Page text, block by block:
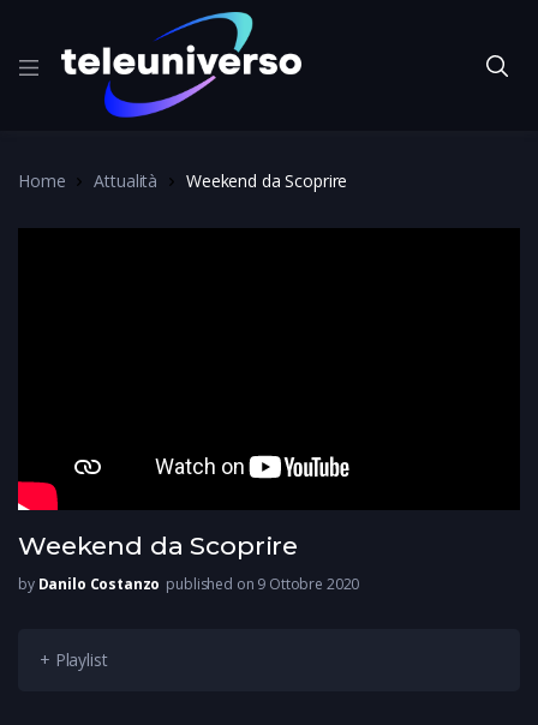
Home Attualità Weekend da Scoprire
Weekend da Scoprire
by Danilo Costanzo published on 9 Ottobre 2020
+ Playlist